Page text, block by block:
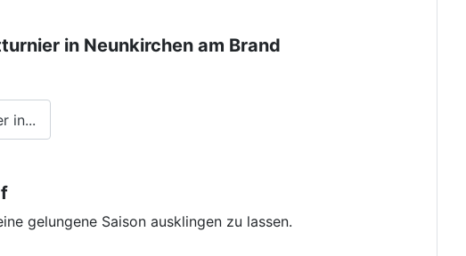
in Neunkirchen am Brand
in...
gelungene Saison ausklingen zu lassen.